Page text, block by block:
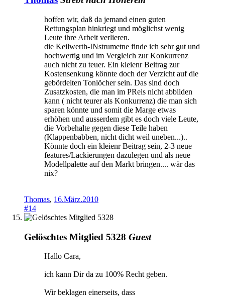
hoffen wir, daß da jemand einen guten
Rettungsplan hinkriegt und möglichst wenig
Leute ihre Arbeit verlieren.
die Keilwerth-INstrumetne finde ich sehr gut und
hochwertig und im Vergleich zur Konkurrenz
auch nicht zu teuer. Ein kleienr Beitrag zur
Kostensenkung könnte doch der Verzicht auf die
gebördelten Tonlöcher sein. Das sind doch
Zusatzkosten, die man im PReis nicht abbilden
kann ( nicht teurer als Konkurrenz) die man sich
sparen könnte und somit die Marge etwas
erhöhen und ausserdem gibt es doch viele Leute,
die Vorbehalte gegen diese Teile haben
(Klappenbabben, nicht dicht weil uneben...)..
Könnte doch ein kleienr Beitrag sein, 2-3 neue
features/Lackierungen dazulegen und als neue
Modellpalette auf den Markt bringen.... wär das
nix?
Thomas, 16.März.2010
#14
Gelöschtes Mitglied 5328 Guest
Hallo Cara,
ich kann Dir da zu 100% Recht geben.
Wir beklagen einerseits, dass